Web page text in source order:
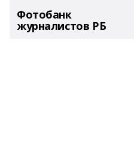
Фотобанк
журналистов РБ